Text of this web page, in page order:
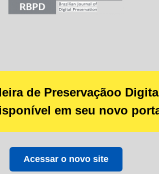
de Preservaçãoo
em seu novo
Acessar o novo site